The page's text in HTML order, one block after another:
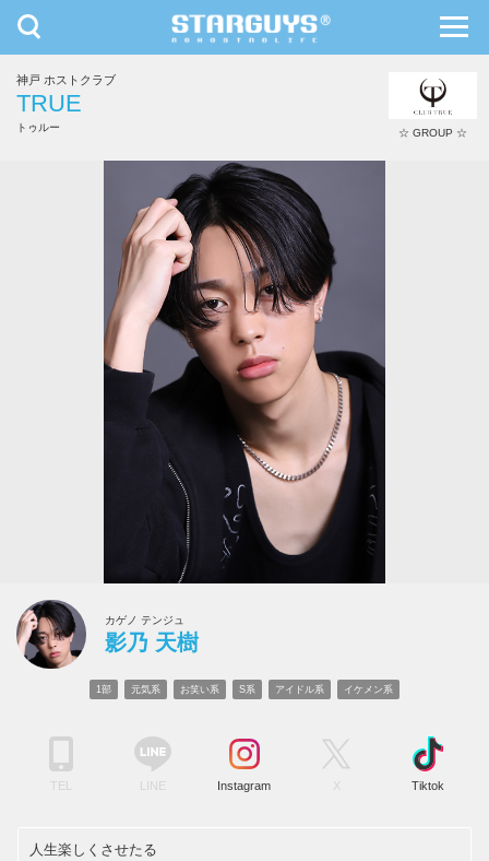
九州・沖縄
toggle
navigation
神戸 ホストクラブ
TRUE
トゥルー ☆ GROUP ☆
影乃 天樹
カゲノ テンジュ
影乃 天樹
1部 元気系 お笑い系 S系 アイドル系 イケメン系
Instagram X Tiktok
人生楽しくさせたる